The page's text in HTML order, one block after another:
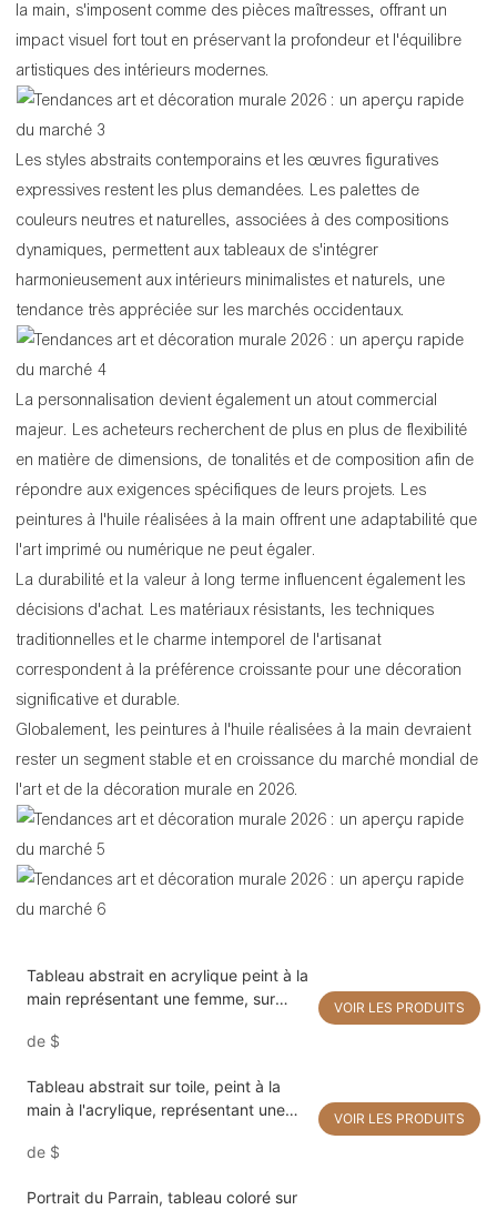
la main, s'imposent comme des pièces maîtresses, offrant un
impact visuel fort tout en préservant la profondeur et l'équilibre
artistiques des intérieurs modernes.
Les styles abstraits contemporains et les œuvres figuratives
expressives restent les plus demandées. Les palettes de
couleurs neutres et naturelles, associées à des compositions
dynamiques, permettent aux tableaux de s'intégrer
harmonieusement aux intérieurs minimalistes et naturels, une
tendance très appréciée sur les marchés occidentaux.
La personnalisation devient également un atout commercial
majeur. Les acheteurs recherchent de plus en plus de flexibilité
en matière de dimensions, de tonalités et de composition afin de
répondre aux exigences spécifiques de leurs projets. Les
peintures à l'huile réalisées à la main offrent une adaptabilité que
l'art imprimé ou numérique ne peut égaler.
La durabilité et la valeur à long terme influencent également les
décisions d'achat. Les matériaux résistants, les techniques
traditionnelles et le charme intemporel de l'artisanat
correspondent à la préférence croissante pour une décoration
significative et durable.
Globalement, les peintures à l'huile réalisées à la main devraient
rester un segment stable et en croissance du marché mondial de
l'art et de la décoration murale en 2026.
Tableau abstrait en acrylique peint à la
main représentant une femme, sur
décoration moderne pour salon.
de $
VOIR LES PRODUITS
Tableau abstrait sur toile, peint à la
main à l'acrylique, représentant une
cadeau pour une décoration moderne
de $
VOIR LES PRODUITS
Portrait du Parrain, tableau coloré sur